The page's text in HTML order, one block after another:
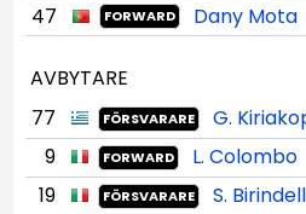
47
FORWARD Dany Mota
AVBYTARE
77
FÖRSVARARE G.
9 FORWARD L. Colombo
19 FÖRSVARARE S.